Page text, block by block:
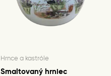
Hrnce a kastróle
Smaltovaný hrniec